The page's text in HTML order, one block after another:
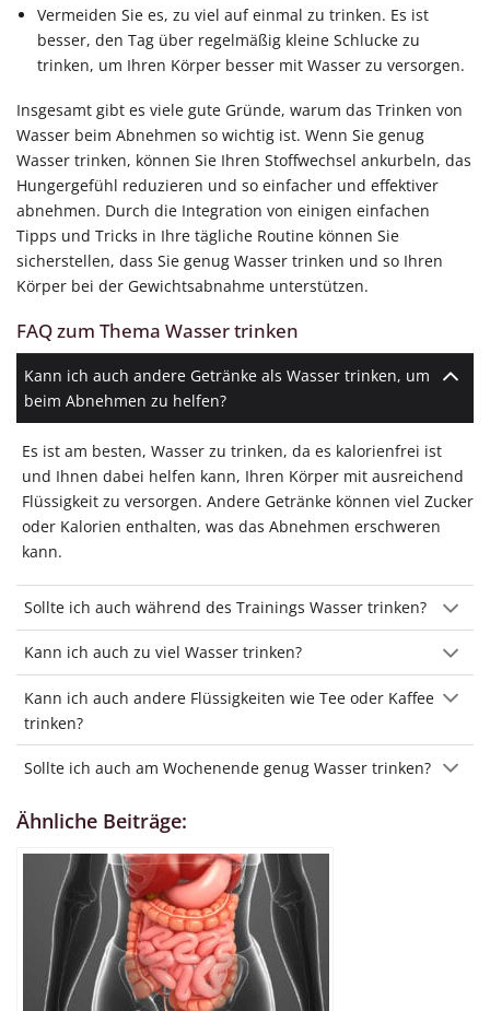
Vermeiden Sie es, zu viel auf einmal zu trinken. Es ist
besser, den Tag über regelmäßig kleine Schlucke zu
trinken, um Ihren Körper besser mit Wasser zu versorgen.
Insgesamt gibt es viele gute Gründe, warum das Trinken von
Wasser beim Abnehmen so wichtig ist. Wenn Sie genug
Wasser trinken, können Sie Ihren Stoffwechsel ankurbeln, das
Hungergefühl reduzieren und so einfacher und effektiver
abnehmen. Durch die Integration von einigen einfachen
Tipps und Tricks in Ihre tägliche Routine können Sie
sicherstellen, dass Sie genug Wasser trinken und so Ihren
Körper bei der Gewichtsabnahme unterstützen.
FAQ zum Thema Wasser trinken
Kann ich auch andere Getränke als Wasser trinken, um
beim Abnehmen zu helfen?
Es ist am besten, Wasser zu trinken, da es kalorienfrei ist
und Ihnen dabei helfen kann, Ihren Körper mit ausreichend
Flüssigkeit zu versorgen. Andere Getränke können viel Zucker
oder Kalorien enthalten, was das Abnehmen erschweren
kann.
Sollte ich auch während des Trainings Wasser trinken?
Kann ich auch zu viel Wasser trinken?
Kann ich auch andere Flüssigkeiten wie Tee oder Kaffee
trinken?
Sollte ich auch am Wochenende genug Wasser trinken?
Ähnliche Beiträge: